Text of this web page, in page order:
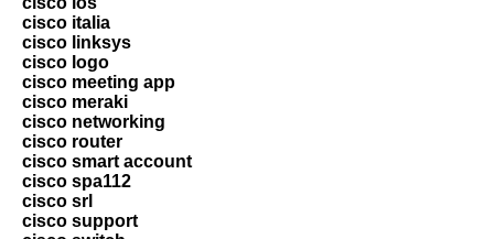
cisco italia
cisco linksys
cisco logo
cisco meeting app
cisco meraki
cisco networking
cisco router
cisco smart account
cisco spa112
cisco srl
cisco support